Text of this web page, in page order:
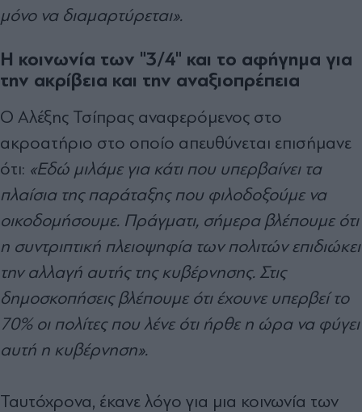
μόνο να διαμαρτύρεται».
Η κοινωνία των "3/4" και το αφήγημα για
την ακρίβεια και την αναξιοπρέπεια
Ο Αλέξης Τσίπρας αναφερόμενος στο
ακροατήριο στο οποίο απευθύνεται επισήμανε
ότι: «Εδώ μιλάμε για κάτι που υπερβαίνει τα
πλαίσια της παράταξης που φιλοδοξούμε να
οικοδομήσουμε. Πράγματι, σήμερα βλέπουμε ότι
η συντριπτική πλειοψηφία των πολιτών επιδιώκει
την αλλαγή αυτής της κυβέρνησης. Στις
δημοσκοπήσεις βλέπουμε ότι έχουνε υπερβεί το
70% οι πολίτες που λένε ότι ήρθε η ώρα να φύγει
αυτή η κυβέρνηση».
Ταυτόχρονα, έκανε λόγο για μια κοινωνία των